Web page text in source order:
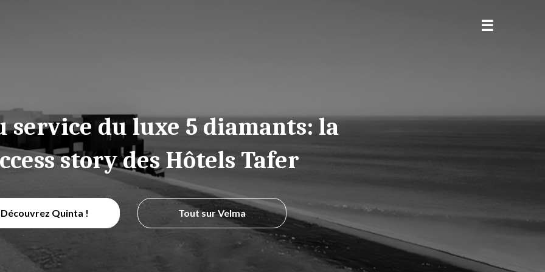
service du luxe 5 diamants: la
story des Hôtels Tafer
Découvrez Quinta ! Tout sur Velma